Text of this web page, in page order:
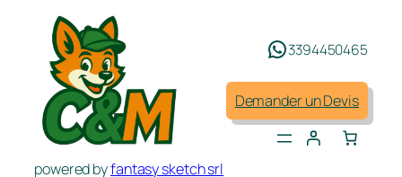
contenu
powered byfantasy sketch srl
3394450465
Demander un Devis